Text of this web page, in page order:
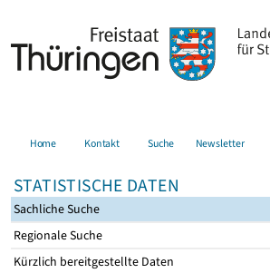
Home Kontakt Suche Newsletter
STATISTISCHE DATEN
Sachliche Suche
Regionale Suche
Kürzlich bereitgestellte Daten